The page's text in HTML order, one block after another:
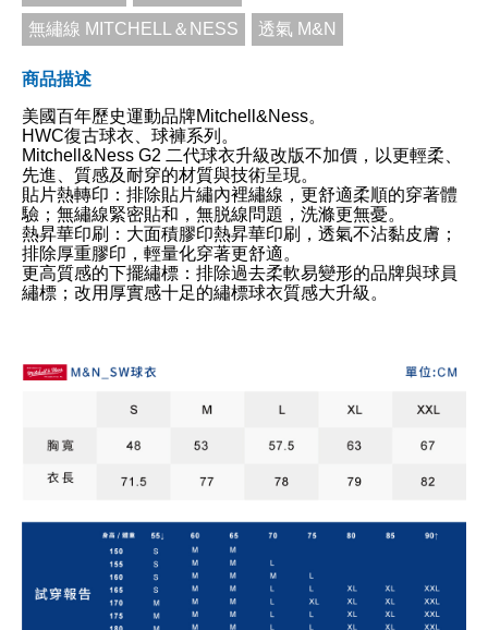
無繡線 MITCHELL＆NESS 透氣 M&N
商品描述
美國百年歷史運動品牌Mitchell&Ness。
HWC復古球衣、球褲系列。
Mitchell&Ness G2 二代球衣升級改版不加價，以更輕柔、
先進、質感及耐穿的材質與技術呈現。
貼片熱轉印：排除貼片繡內裡繡線，更舒適柔順的穿著體
驗；無繡線緊密貼和，無脱線問題，洗滌更無憂。
熱昇華印刷：大面積膠印熱昇華印刷，透氣不沾黏皮膚；
排除厚重膠印，輕量化穿著更舒適。
更高質感的下擺繡標：排除過去柔軟易變形的品牌與球員
繡標；改用厚實感十足的繡標球衣質感大升級。